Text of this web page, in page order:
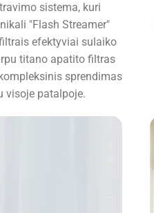
sistema, kuri
"Flash Streamer"
efektyviai sulaiko
titano apatito filtras
sprendimas
visoje patalpoje.